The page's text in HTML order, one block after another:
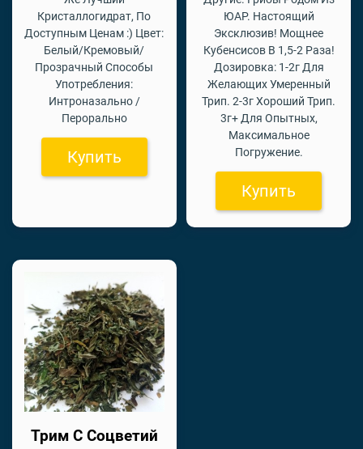
Кристаллогидрат, По
Доступным Ценам :) Цвет:
Белый/Кремовый/
Прозрачный Способы
Употребления:
Интроназально /
Перорально
Купить
ЮАР. Настоящий
Эксклюзив! Мощнее
Кубенсисов В 1,5-2 Раза!
Дозировка: 1-2г Для
Желающих Умеренный
Трип. 2-3г Хороший Трип.
3г+ Для Опытных,
Максимальное
Погружение.
Купить
Трим С Соцветий